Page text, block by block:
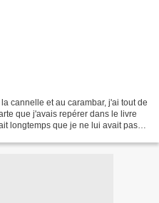
cannelle et au carambar, j'ai tout de
que j'avais repérer dans le livre
longtemps que je ne lui avait pas